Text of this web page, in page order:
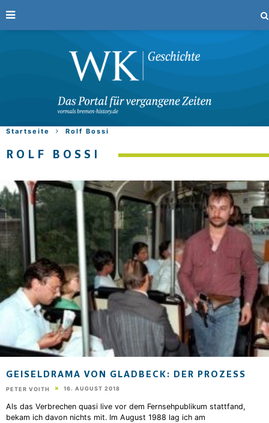
Startseite Rolf Bossi
ROLF BOSSI
GEISELDRAMA VON GLADBECK: DER PROZESS
PETER VOITH 16. AUGUST 2018
Als das Verbrechen quasi live vor dem Fernsehpublikum stattfand,
bekam ich davon nichts mit. Im August 1988 lag ich am